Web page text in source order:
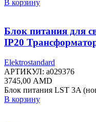
В корзину
Блок питания для
IP20
Elektrostandard
АРТИКУЛ: a029376
3745,00 AMD
Блок питания LST 3A
В корзину